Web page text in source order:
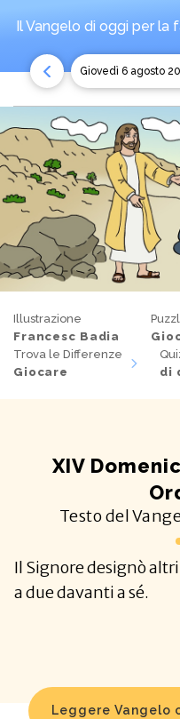
Il Vangelo di oggi per la
giovedì 6 agosto
Illustrazione
Francesc Badia
Trova le Differenze
Giocare
di
XIV
Testo del
Il Signore designò
a due davanti a sé.
Leggere Vangelo